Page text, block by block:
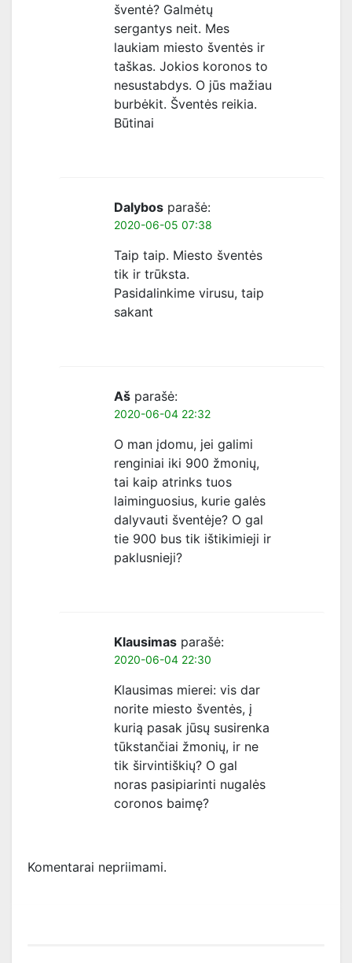
šventė? Galmėtų
sergantys neit. Mes
laukiam miesto šventės ir
taškas. Jokios koronos to
nesustabdys. O jūs mažiau
burbėkit. Šventės reikia.
Būtinai
Dalybos parašė:
2020-06-05 07:38
Taip taip. Miesto šventės
tik ir trūksta.
Pasidalinkime virusu, taip
sakant
Aš parašė:
2020-06-04 22:32
O man įdomu, jei galimi
renginiai iki 900 žmonių,
tai kaip atrinks tuos
laiminguosius, kurie galės
dalyvauti šventėje? O gal
tie 900 bus tik ištikimieji ir
paklusnieji?
Klausimas parašė:
2020-06-04 22:30
Klausimas mierei: vis dar
norite miesto šventės, į
kurią pasak jūsų susirenka
tūkstančiai žmonių, ir ne
tik širvintiškių? O gal
noras pasipiarinti nugalės
coronos baimę?
Komentarai nepriimami.